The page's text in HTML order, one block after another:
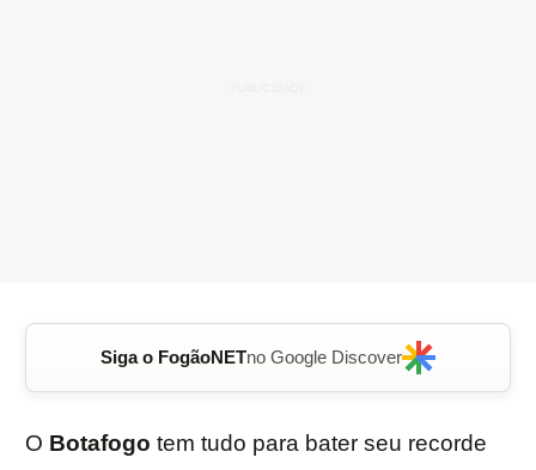
Siga o FogãoNETno Google Discover
O Botafogo tem tudo para bater seu recorde